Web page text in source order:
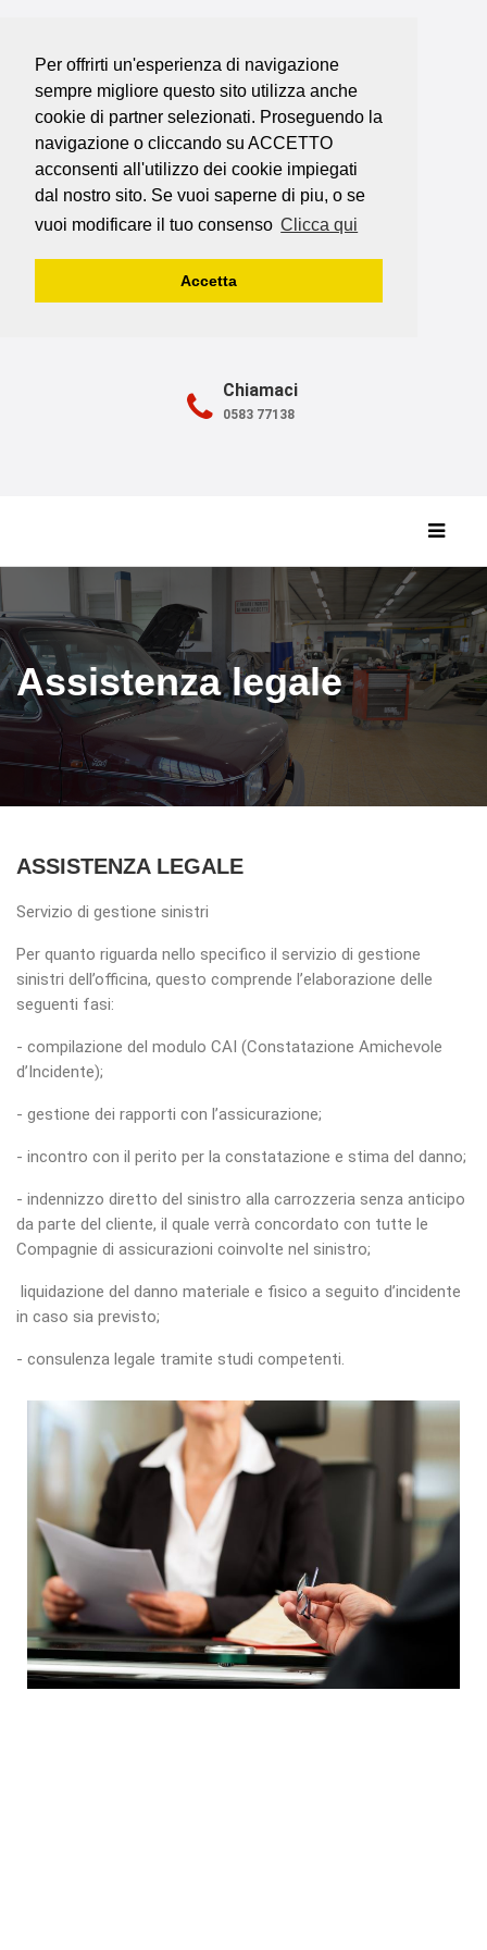
Per offrirti un'esperienza di navigazione
sempre migliore questo sito utilizza anche
cookie di partner selezionati. Proseguendo la
navigazione o cliccando su ACCETTO
acconsenti all'utilizzo dei cookie impiegati
dal nostro sito. Se vuoi saperne di piu, o se
vuoi modificare il tuo consenso Clicca qui
Accetta
Dove Siamo
Vicolo Carraia, 12 - 5025 Ghivizzano Di
Coreglia
Chiamaci
0583 77138
Assistenza legale
ASSISTENZA LEGALE
Servizio di gestione sinistri
Per quanto riguarda nello specifico il servizio di gestione
sinistri dell’officina, questo comprende l’elaborazione delle
seguenti fasi:
- compilazione del modulo CAI (Constatazione Amichevole
d’Incidente);
- gestione dei rapporti con l’assicurazione;
- incontro con il perito per la constatazione e stima del danno;
- indennizzo diretto del sinistro alla carrozzeria senza anticipo
da parte del cliente, il quale verrà concordato con tutte le
Compagnie di assicurazioni coinvolte nel sinistro;
liquidazione del danno materiale e fisico a seguito d’incidente
in caso sia previsto;
- consulenza legale tramite studi competenti.